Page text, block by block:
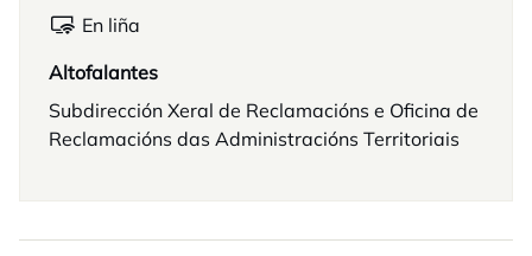
En liña
Altofalantes
Subdirección Xeral de Reclamacións e Oficina de
Reclamacións das Administracións Territoriais